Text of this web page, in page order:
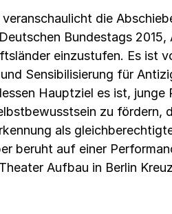
die
Bundestags
einzustufen. Es ist
Sensibilisierung für
Hauptziel es ist, junge
zu fördern,
als
beruht auf einer
Aufbau in Berlin